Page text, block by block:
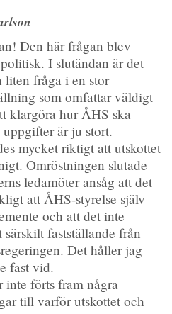
Den här frågan blev
I slutändan är det
liten fråga i en stor
som omfattar väldigt
klargöra hur ÅHS ska
uppgifter är ju stort.
mycket riktigt att utskottet
Omröstningen slutade
ledamöter ansåg att det
att ÅHS-styrelse själv
och att det inte
särskilt fastställande från
Det håller jag
fast vid.
inte förts fram några
till varför utskottet och